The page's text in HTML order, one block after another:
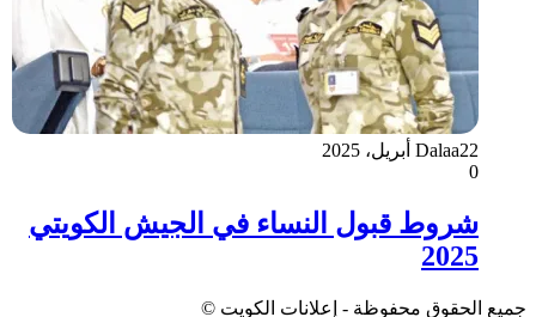
Dalaa22 أبريل، 2025
0
شروط قبول النساء في الجيش الكويتي
2025
جميع الحقوق محفوظة - إعلانات الكويت ©